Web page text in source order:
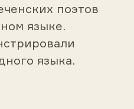
поэтов
языке.
языка.